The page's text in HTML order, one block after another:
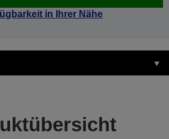
in Ihrer Nähe